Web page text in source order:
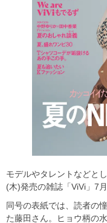
モデルやタレントなどと
(木)発売の雑誌「ViVi」7
同号の表紙では、読者の
た藤田さん。ヒョウ柄の